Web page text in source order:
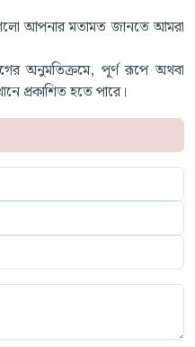
আপনার মতামত জানতে আমরা
অনুমতিক্রমে, পূর্ণ রূপে অথবা
প্রকাশিত হতে পারে।